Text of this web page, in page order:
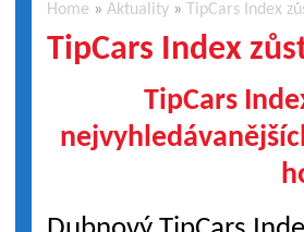
Home »Aktuality » TipCars Index
TipCars Index
TipCars